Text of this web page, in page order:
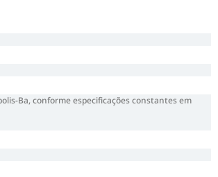
Ba, conforme especificações constantes em